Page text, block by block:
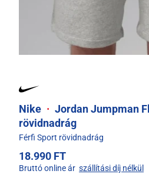
Nike · Jordan Jumpman
rövidnadrág
Férfi Sport rövidnadrág
18.990 FT
Bruttó online ár szállítási díj nélkül